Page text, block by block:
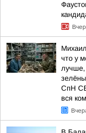
что у
лучше,
СпН СВ
вся